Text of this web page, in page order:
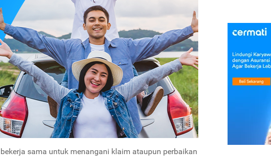
sama untuk menangani klaim ataupun perbaikan